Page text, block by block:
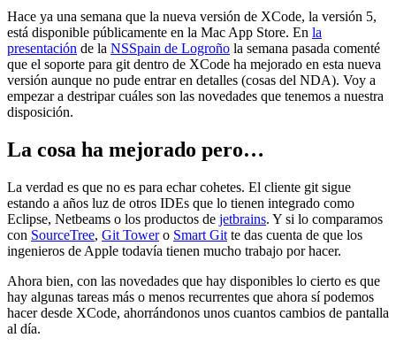
Hace ya una semana que la nueva versión de XCode, la versión 5,
está disponible públicamente en la Mac App Store. En la
presentación de la NSSpain de Logroño la semana pasada comenté
que el soporte para git dentro de XCode ha mejorado en esta nueva
versión aunque no pude entrar en detalles (cosas del NDA). Voy a
empezar a destripar cuáles son las novedades que tenemos a nuestra
disposición.
La cosa ha mejorado pero…
La verdad es que no es para echar cohetes. El cliente git sigue
estando a años luz de otros IDEs que lo tienen integrado como
Eclipse, Netbeams o los productos de jetbrains. Y si lo comparamos
con SourceTree, Git Towero Smart Git te das cuenta de que los
ingenieros de Apple todavía tienen mucho trabajo por hacer.
Ahora bien, con las novedades que hay disponibles lo cierto es que
hay algunas tareas más o menos recurrentes que ahora sí podemos
hacer desde XCode, ahorrándonos unos cuantos cambios de pantalla
al día.